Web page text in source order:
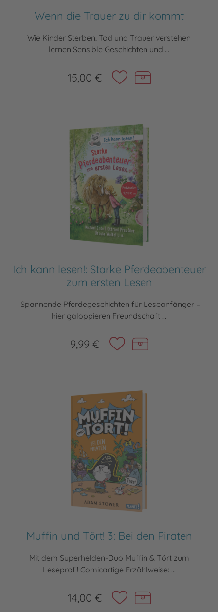
Wenn die Trauer zu dir kommt
Wie Kinder Sterben, Tod und Trauer verstehen
lernen Sensible Geschichten und ...
15,00 €
Ich kann lesen!: Starke Pferdeabenteuer
zum ersten Lesen
Spannende Pferdegeschichten für Leseanfänger –
hier galoppieren Freundschaft ...
9,99 €
Muffin und Tört! 3: Bei den Piraten
Mit dem Superhelden-Duo Muffin & Tört zum
Leseprofi! Comicartige Erzählweise: ...
14,00 €